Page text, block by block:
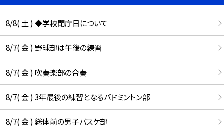
8/8( 土 ) ◆学校閉庁日について
8/7( 金 ) 野球部は午後の練習
8/7( 金 ) 吹奏楽部の合奏
8/7( 金 ) 3年最後の練習となるバドミントン部
8/7( 金 ) 総体前の男子バスケ部